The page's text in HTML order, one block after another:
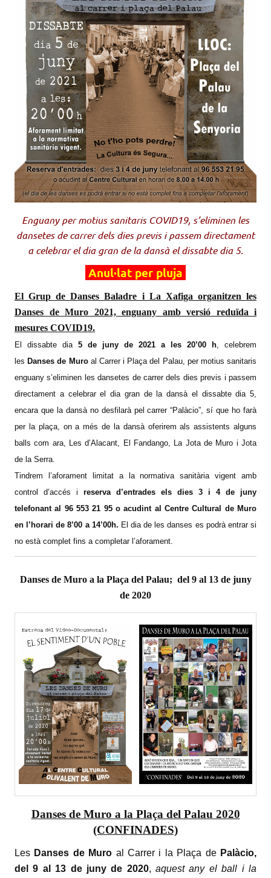
Enguany per motius sanitaris COVID19, s’eliminen les
dansetes de carrer dels dies previs i passem directament
a celebrar el dia gran de la dansà el dissabte dia 5.
Anul·lat per pluja
El Grup de Danses Baladre i La Xafiga organitzen les
Danses de Muro 2021, enguany amb versió reduïda i
mesures COVID19.
El dissabte dia 5 de juny de 2021 a les 20’00 h , celebrem
les Danses de Muroal Carrer i Plaça del Palau, per motius sanitaris
enguany s’eliminen les dansetes de carrer dels dies previs i passem
directament a celebrar el dia gran de la dansà el dissabte dia 5,
encara que la dansà no desfilarà pel carrer “Palàcio”, sí que ho farà
per la plaça, on a més de la dansà oferirem als assistents alguns
balls com ara, Les d’Alacant, El Fandango, La Jota de Muro i Jota
de la Serra.
Tindrem l’aforament limitat a la normativa sanitària vigent amb
control d’accés i reserva d’entrades els dies 3 i 4 de juny
telefonant al 96 553 21 95 o acudint al Centre Cultural de Muro
en l’horari de 8’00 a 14’00h. El dia de les danses es podrà entrar si
no està complet fins a completar l’aforament.
Danses de Muro a la Plaça del Palau; del 9 al 13 de juny
de 2020
Danses de Muro a la Plaça del Palau 2020
(CONFINADES)
Les Danses de Muro al Carrer i la Plaça dePalàcio,
del 9 al 13 de juny de 2020,aquest any el ball i la